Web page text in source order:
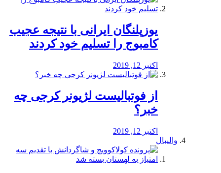
یوزپلنگان ایرانی با نتیجه عجیب
کامبوج را تسلیم خود کردند
اکتبر 12, 2019
از فوتبالیست لژیونر کرجی چه
خبر؟
اکتبر 12, 2019
والیبال